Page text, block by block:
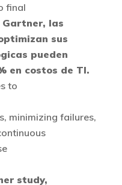
final
Gartner, las
sus
pueden
en costos de TI.
to
minimizing failures,
study,